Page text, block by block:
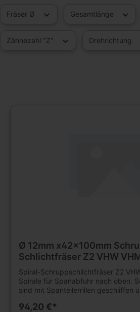
Fräser Ø Gesamtlänge
Zähnezahl "Z" Drehrichtung
Ø 12mm x42x100mm
Schlichtfräser Z2
Spiral-Schruppschlichtfräser Z2
Spirale für Spanabfuhr nach oben.
sind mit Spanteilerrillen geschliffen
Aufteilung der Späne führt zu
94,20 €*